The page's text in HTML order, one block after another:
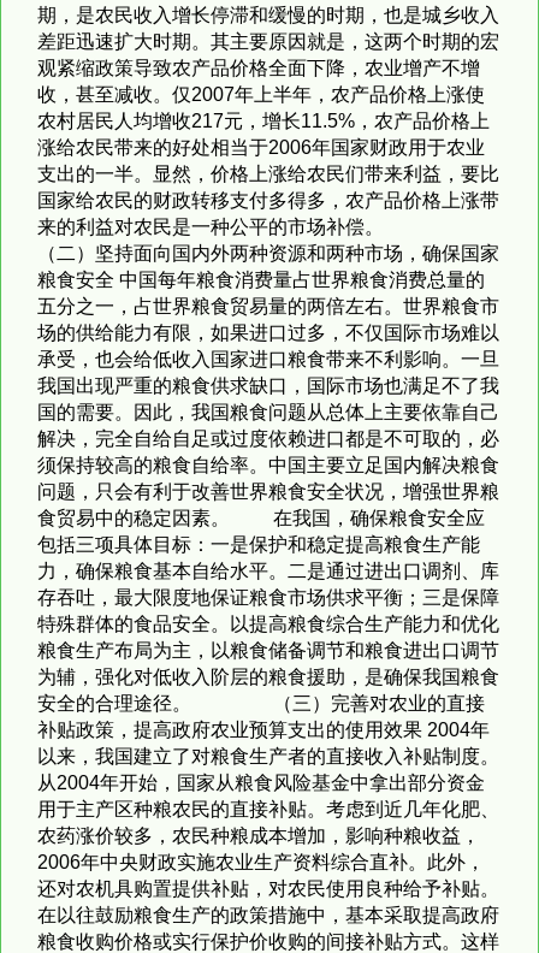
期，是农民收入增长停滞和缓慢的时期，也是城乡收入
差距迅速扩大时期。其主要原因就是，这两个时期的宏
观紧缩政策导致农产品价格全面下降，农业增产不增
收，甚至减收。仅2007年上半年，农产品价格上涨使
农村居民人均增收217元，增长11.5%，农产品价格上
涨给农民带来的好处相当于2006年国家财政用于农业
支出的一半。显然，价格上涨给农民们带来利益，要比
国家给农民的财政转移支付多得多，农产品价格上涨带
来的利益对农民是一种公平的市场补偿。
（二）坚持面向国内外两种资源和两种市场，确保国家
粮食安全 中国每年粮食消费量占世界粮食消费总量的
五分之一，占世界粮食贸易量的两倍左右。世界粮食市
场的供给能力有限，如果进口过多，不仅国际市场难以
承受，也会给低收入国家进口粮食带来不利影响。一旦
我国出现严重的粮食供求缺口，国际市场也满足不了我
国的需要。因此，我国粮食问题从总体上主要依靠自己
解决，完全自给自足或过度依赖进口都是不可取的，必
须保持较高的粮食自给率。中国主要立足国内解决粮食
问题，只会有利于改善世界粮食安全状况，增强世界粮
食贸易中的稳定因素。 在我国，确保粮食安全应
包括三项具体目标：一是保护和稳定提高粮食生产能
力，确保粮食基本自给水平。二是通过进出口调剂、库
存吞吐，最大限度地保证粮食市场供求平衡；三是保障
特殊群体的食品安全。以提高粮食综合生产能力和优化
粮食生产布局为主，以粮食储备调节和粮食进出口调节
为辅，强化对低收入阶层的粮食援助，是确保我国粮食
安全的合理途径。 （三）完善对农业的直接
补贴政策，提高政府农业预算支出的使用效果 2004年
以来，我国建立了对粮食生产者的直接收入补贴制度。
从2004年开始，国家从粮食风险基金中拿出部分资金
用于主产区种粮农民的直接补贴。考虑到近几年化肥、
农药涨价较多，农民种粮成本增加，影响种粮收益，
2006年中央财政实施农业生产资料综合直补。此外，
还对农机具购置提供补贴，对农民使用良种给予补贴。
在以往鼓励粮食生产的政策措施中，基本采取提高政府
粮食收购价格或实行保护价收购的间接补贴方式。这样